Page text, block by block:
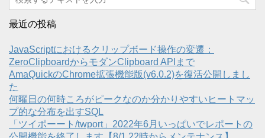
最近の投稿
JavaScriptにおけるクリップボード操作の変遷：
ZeroClipboardからモダンClipboard APIまで
AmaQuickのChrome拡張機能版(v6.0.2)を復活公開しまし
た
何曜日の何時ころがピークなのか分かりやすいヒートマッ
プ的な分布を出すSQL
「ツイポーート/twport」2022年6月いっぱいでレポートの